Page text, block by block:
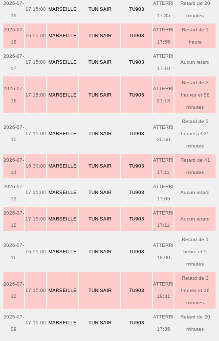
2026-07-
19
17:15:00 MARSEILLE TUNISAIR TU903
ATTERRI
17:35
Retard de 20
minutes
2026-07-
18
16:55:00 MARSEILLE TUNISAIR TU903
ATTERRI
17:55
Retard de 1
heure
2026-07-
17
17:15:00 MARSEILLE TUNISAIR TU903
ATTERRI
17:10
Aucun retard
2026-07-
16
17:15:00 MARSEILLE TUNISAIR TU903
ATTERRI
21:13
Retard de 3
heures et 58
minutes
2026-07-
15
17:15:00 MARSEILLE TUNISAIR TU903
ATTERRI
20:50
Retard de 3
heures et 35
minutes
2026-07-
14
16:30:00 MARSEILLE TUNISAIR TU903
ATTERRI
17:11
Retard de 41
minutes
2026-07-
13
17:15:00 MARSEILLE TUNISAIR TU903
ATTERRI
17:05
Aucun retard
2026-07-
12
17:15:00 MARSEILLE TUNISAIR TU903
ATTERRI
17:11
Aucun retard
2026-07-
11
16:55:00 MARSEILLE TUNISAIR TU903
ATTERRI
18:00
Retard de 1
heure et 5
minutes
2026-07-
10
17:15:00 MARSEILLE TUNISAIR TU903
ATTERRI
19:31
Retard de 2
heures et 16
minutes
2026-07-
09
17:15:00 MARSEILLE TUNISAIR TU903
ATTERRI
17:35
Retard de 20
minutes